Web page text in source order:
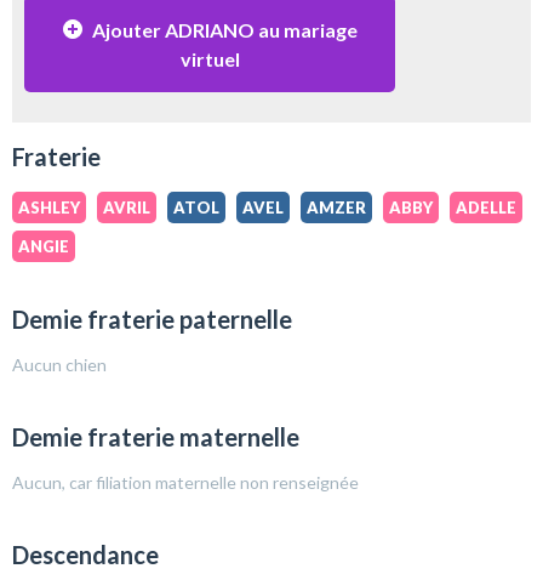
Ajouter ADRIANO au mariage
virtuel
Fraterie
ASHLEY AVRIL ATOL AVEL AMZER ABBY
ADELLE
ANGIE
Demie fraterie paternelle
Aucun chien
Demie fraterie maternelle
Aucun, car filiation maternelle non renseignée
Descendance